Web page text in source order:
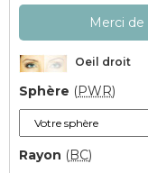
Merci
Oeil droit
Sphère (PWR)
Rayon (BC)